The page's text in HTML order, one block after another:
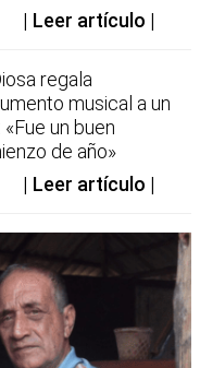
Leer artículo
regala
musical a un
«Fue un buen
de año»
Leer artículo